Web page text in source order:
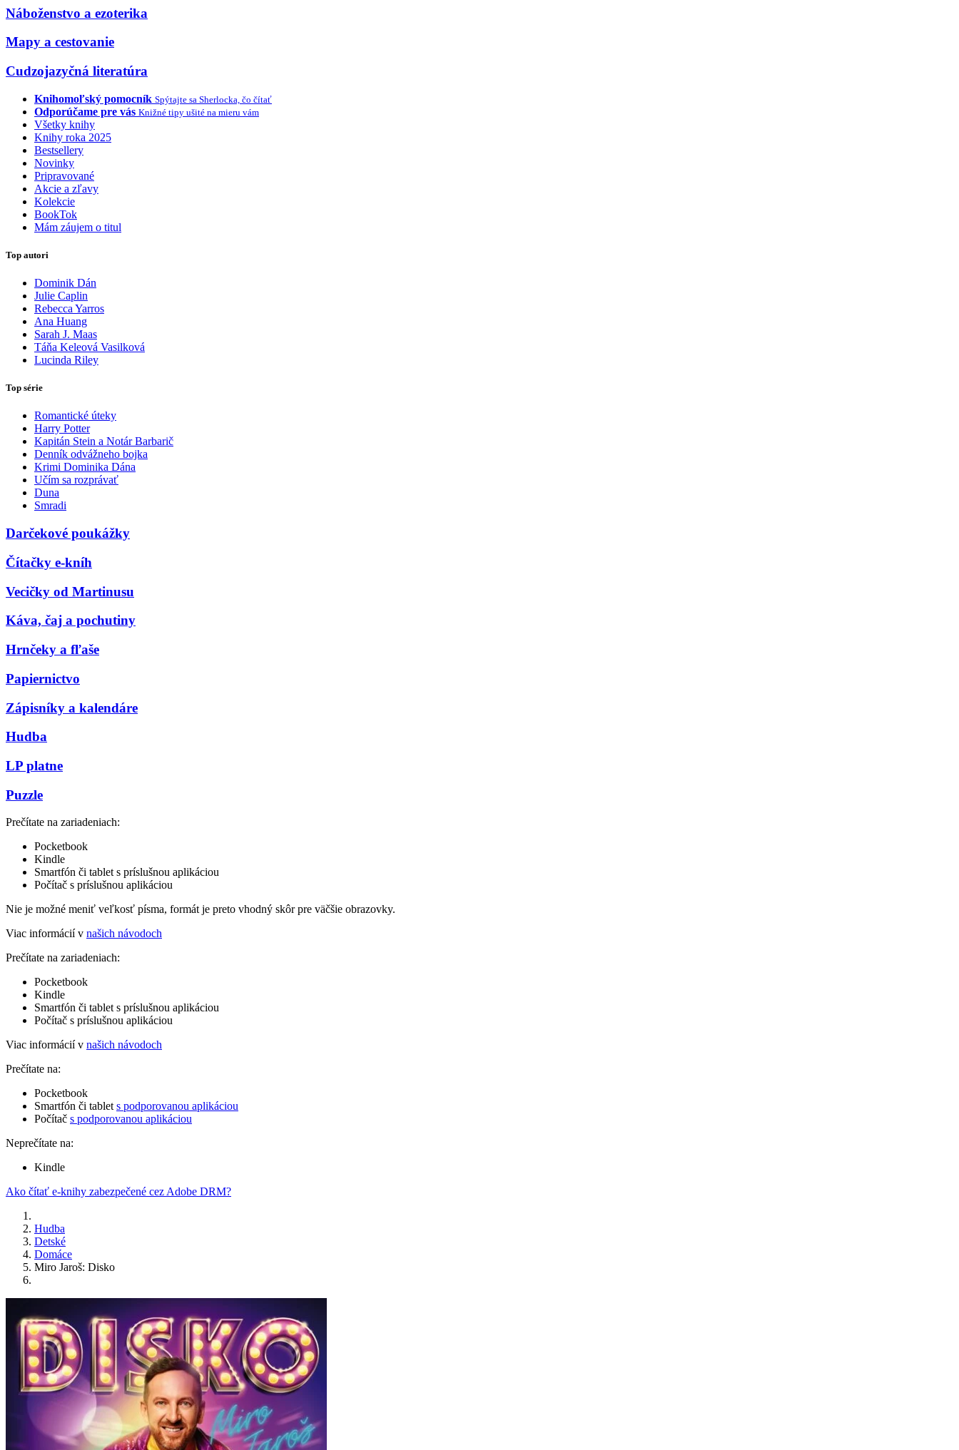
Náboženstvo a ezoterika
Mapy a cestovanie
Cudzojazyčná literatúra
Knihomoľský pomocník Spýtajte sa Sherlocka, čo čítať
Odporúčame pre vás Knižné tipy ušité na mieru vám
Všetky knihy
Knihy roka 2025
Bestsellery
Novinky
Pripravované
Akcie a zľavy
Kolekcie
BookTok
Mám záujem o titul
Top autori
Dominik Dán
Julie Caplin
Rebecca Yarros
Ana Huang
Sarah J. Maas
Táňa Keleová Vasilková
Lucinda Riley
Top série
Romantické úteky
Harry Potter
Kapitán Stein a Notár Barbarič
Denník odvážneho bojka
Krimi Dominika Dána
Učím sa rozprávať
Duna
Smradi
Darčekové poukážky
Čítačky e-kníh
Vecičky od Martinusu
Káva, čaj a pochutiny
Hrnčeky a fľaše
Papiernictvo
Zápisníky a kalendáre
Hudba
LP platne
Puzzle
Prečítate na zariadeniach:
Pocketbook
Kindle
Smartfón či tablet s príslušnou aplikáciou
Počítač s príslušnou aplikáciou
Nie je možné meniť veľkosť písma, formát je preto vhodný skôr pre väčšie obrazovky.
Viac informácií v našich návodoch
Prečítate na zariadeniach:
Pocketbook
Kindle
Smartfón či tablet s príslušnou aplikáciou
Počítač s príslušnou aplikáciou
Viac informácií v našich návodoch
Prečítate na:
Pocketbook
Smartfón či tablet s podporovanou aplikáciou
Počítač s podporovanou aplikáciou
Neprečítate na:
Kindle
Ako čítať e-knihy zabezpečené cez Adobe DRM?
Hudba
Detské
Domáce
Miro Jaroš: Disko